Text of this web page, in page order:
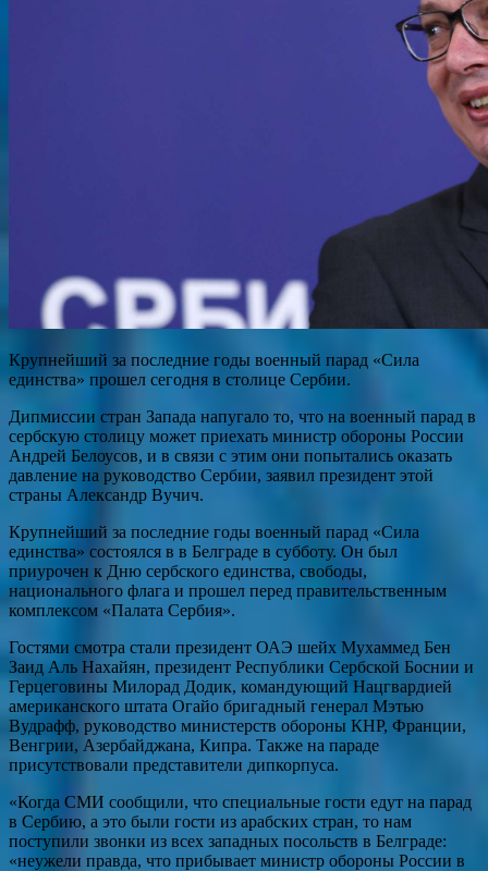
Крупнейший за последние годы военный парад «Сила
единства» прошел сегодня в столице Сербии.
Дипмиссии стран Запада напугало то, что на военный парад в
сербскую столицу может приехать министр обороны России
Андрей Белоусов, и в связи с этим они попытались оказать
давление на руководство Сербии, заявил президент этой
страны Александр Вучич.
Крупнейший за последние годы военный парад «Сила
единства» состоялся в в Белграде в субботу. Он был
приурочен к Дню сербского единства, свободы,
национального флага и прошел перед правительственным
комплексом «Палата Сербия».
Гостями смотра стали президент ОАЭ шейх Мухаммед Бен
Заид Аль Нахайян, президент Республики Сербской Боснии и
Герцеговины Милорад Додик, командующий Нацгвардией
американского штата Огайо бригадный генерал Мэтью
Вудрафф, руководство министерств обороны КНР, Франции,
Венгрии, Азербайджана, Кипра. Также на параде
присутствовали представители дипкорпуса.
«Когда СМИ сообщили, что специальные гости едут на парад
в Сербию, а это были гости из арабских стран, то нам
поступили звонки из всех западных посольств в Белграде:
«неужели правда, что прибывает министр обороны России в